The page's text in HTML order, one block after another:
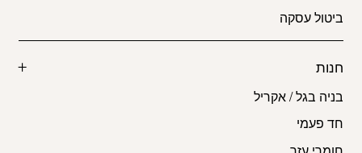
ביטול עסקה
חנות
בניה בגל / אקריל
חד פעמי